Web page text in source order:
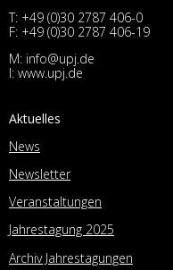
T: +49 (0)30 2787 406-0
F: +49 (0)30 2787 406-19
M: info@upj.de
I: www.upj.de
Aktuelles
News
Newsletter
Veranstaltungen
Jahrestagung 2025
Archiv Jahrestagungen